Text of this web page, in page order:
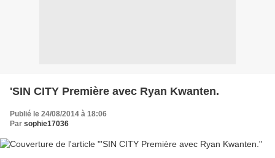
'SIN CITY Première avec Ryan Kwanten.
Publié le 24/08/2014 à 18:06
Par sophie17036